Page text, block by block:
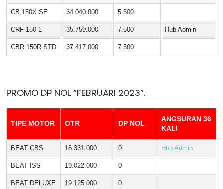
CB 150X SE 34.040.000 5.500
CRF 150 L 35.759.000 7.500 Hub Admin
CBR 150R STD 37.417.000 7.500
PROMO DP NOL “FEBRUARI 2023”.
TIPE MOTOR OTR DP NOL
ANGSURAN 36
KALI
BEAT CBS 18.331.000 0 Hub Admin
BEAT ISS 19.022.000 0
BEAT DELUXE 19.125.000 0